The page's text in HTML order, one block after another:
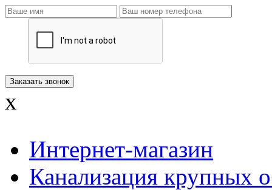
x
Интернет-магазин
Канализация крупных